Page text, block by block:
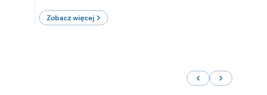
Zobacz więcej